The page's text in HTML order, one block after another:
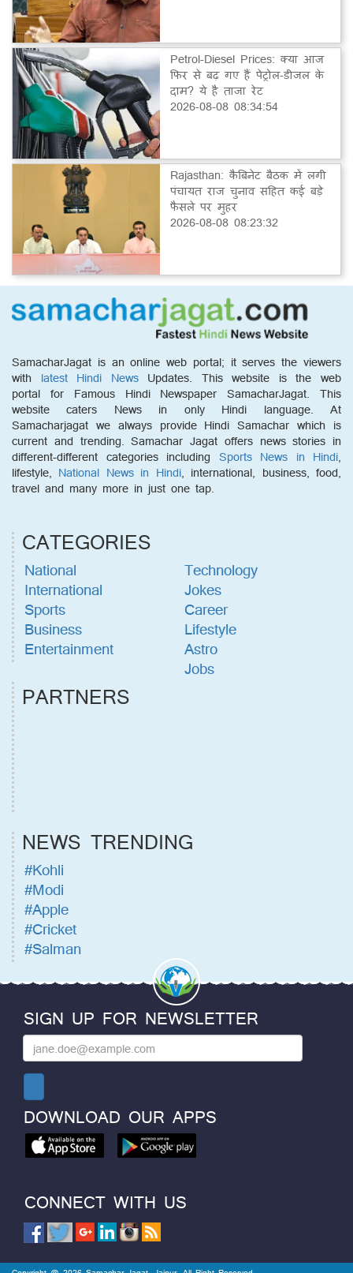
Petrol-Diesel Prices: क्या आज
फिर से बढ़ गए हैं पेट्रोल-डीजल के
दाम? ये है ताजा रेट
2026-08-08 08:34:54
Rajasthan: कैबिनेट बैठक में लगी
पंचायत राज चुनाव सहित कई बड़े
फैसले पर मुहर
2026-08-08 08:23:32
SamacharJagat is an online web portal; it serves the viewers
with latest Hindi NewsUpdates. This website is the web
portal for Famous Hindi Newspaper SamacharJagat. This
website caters News in only Hindi language. At
Samacharjagat we always provide Hindi Samachar which is
current and trending. Samachar Jagat offers news stories in
different-different categories including Sports News in Hindi,
lifestyle, National News in Hindi, international, business, food,
travel and many more in just one tap.
CATEGORIES
National
International
Sports
Business
Entertainment
Technology
Jokes
Career
Lifestyle
Astro
Jobs
PARTNERS
NEWS TRENDING
#Kohli
#Modi
#Apple
#Cricket
#Salman
SIGN UP FOR NEWSLETTER
DOWNLOAD OUR APPS
CONNECT WITH US